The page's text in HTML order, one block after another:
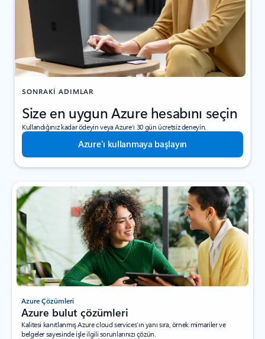
SONRAKI ADIMLAR
Size en uygun Azure hesabını seçin
Kullandığınız kadar ödeyin veya Azure’ı 30 gün ücretsiz deneyin.
Azure’ı kullanmaya başlayın
Azure Çözümleri
Azure bulut çözümleri
Kalitesi kanıtlanmış Azure cloud services’ın yanı sıra, örnek mimariler ve
belgeler sayesinde işle ilgili sorunlarınızı çözün.